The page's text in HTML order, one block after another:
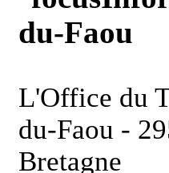
du-Faou
L'Office du
du-Faou -
Bretagne